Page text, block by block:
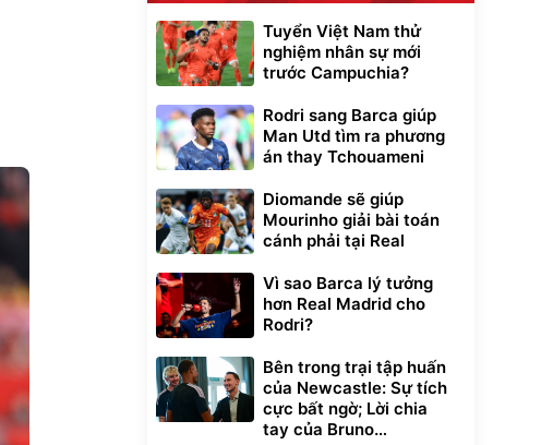
Tuyển Việt Nam thử
nghiệm nhân sự mới
trước Campuchia?
Rodri sang Barca giúp
Man Utd tìm ra phương
án thay Tchouameni
Diomande sẽ giúp
Mourinho giải bài toán
cánh phải tại Real
Vì sao Barca lý tưởng
hơn Real Madrid cho
Rodri?
Bên trong trại tập huấn
của Newcastle: Sự tích
cực bất ngờ; Lời chia
tay của Bruno